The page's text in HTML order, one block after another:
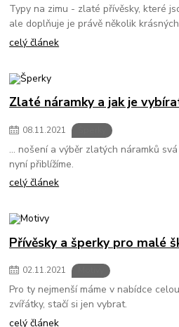
Typy na zimu - zlaté přívěsky, které
ale doplňuje je právě několik
celý článek
Zlaté náramky a jak je
08.11.2021
... nošení a výběr zlatých náramků
nyní přiblížíme.
celý článek
Přívěsky a šperky pro malé
02.11.2021
Pro ty nejmenší máme v nabídce
zvířátky, stačí si jen vybrat.
celý článek